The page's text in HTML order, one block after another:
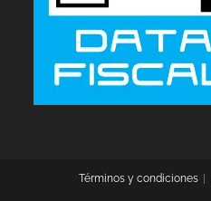
Términos y condiciones